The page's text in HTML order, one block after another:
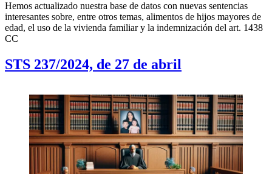
Hemos actualizado nuestra base de datos con nuevas sentencias
interesantes sobre, entre otros temas, alimentos de hijos mayores de
edad, el uso de la vivienda familiar y la indemnización del art. 1438
CC
STS 237/2024, de 27 de abril